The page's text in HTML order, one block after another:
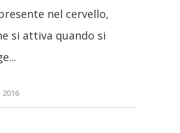
nel cervello,
si attiva quando si